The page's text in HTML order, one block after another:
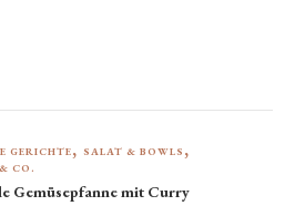
GERICHTE
SALAT & BOWLS
CO.
Gemüsepfanne mit Curry